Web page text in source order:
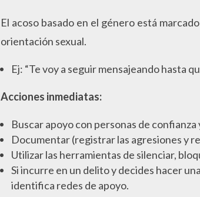
El acoso basado en el género está
orientación sexual.
Ej: “Te voy a seguir mensajeando hasta
Acciones inmediatas:
Buscar apoyo con personas de
Documentar (registrar las agresiones y
Utilizar las herramientas de silenciar,
Si incurre en un delito y decides hacer
identifica redes de apoyo.